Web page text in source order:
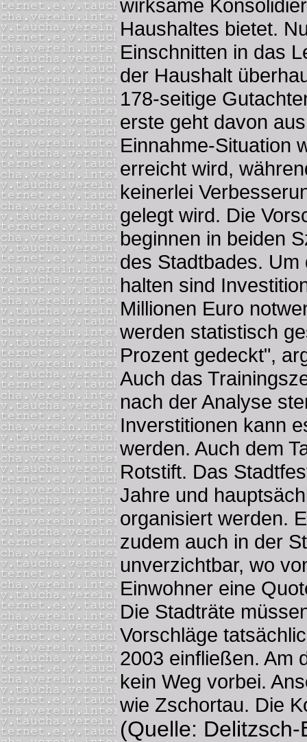
wirksame
Haushaltes bietet.
Einschnitten in das
der Haushalt
178-seitige
erste geht davon
Einnahme-Situation
erreicht wird,
keinerlei
gelegt wird. Die
beginnen in beiden
des Stadtbades.
halten sind
Millionen Euro
werden statistisch
Prozent gedeckt",
Auch das
nach der Analyse
Inverstitionen kann
werden. Auch dem
Rotstift. Das
Jahre und
organisiert werden.
zudem auch in der
unverzichtbar, wo
Einwohner eine
Die Stadträte
Vorschläge
2003 einfließen. Am
kein Weg vorbei.
wie Zschortau. Die
(Quelle: